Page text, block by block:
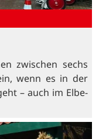
zwischen sechs
wenn es in der
– auch im Elbe-